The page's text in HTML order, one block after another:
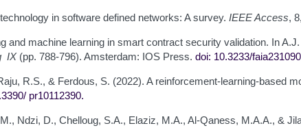
in software defined networks: A survey. IEEE Access,
and machine learning in smart contract security validation. In
IX (pp. 788-796). Amsterdam: IOS Press. doi: 10.3233/faia231090
R.S., & Ferdous, S. (2022). A reinforcement-learning-based
pr10112390.
Ndzi, D., Chelloug, S.A., Elaziz, M.A., Al-Qaness, M.A.A., &